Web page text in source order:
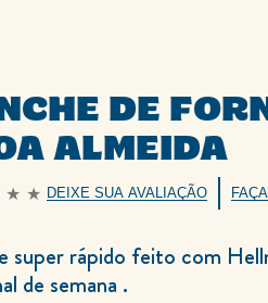
DE
ALMEIDA
DEIXE SUA AVALIAÇÃO
super rápido feito com
de semana .